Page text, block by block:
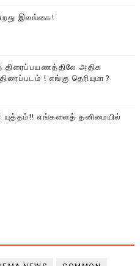
இலங்கை!
திரைப்பயணத்திலே அதிக
! எங்கு தெரியுமா?
எங்களைத் தனிமையில்